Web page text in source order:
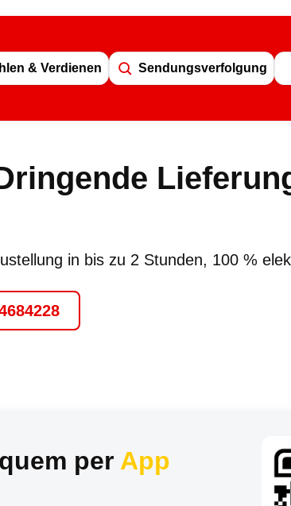
& Verdienen Sendungsverfolgung
in bis zu 2 Stunden, 100 %
per App